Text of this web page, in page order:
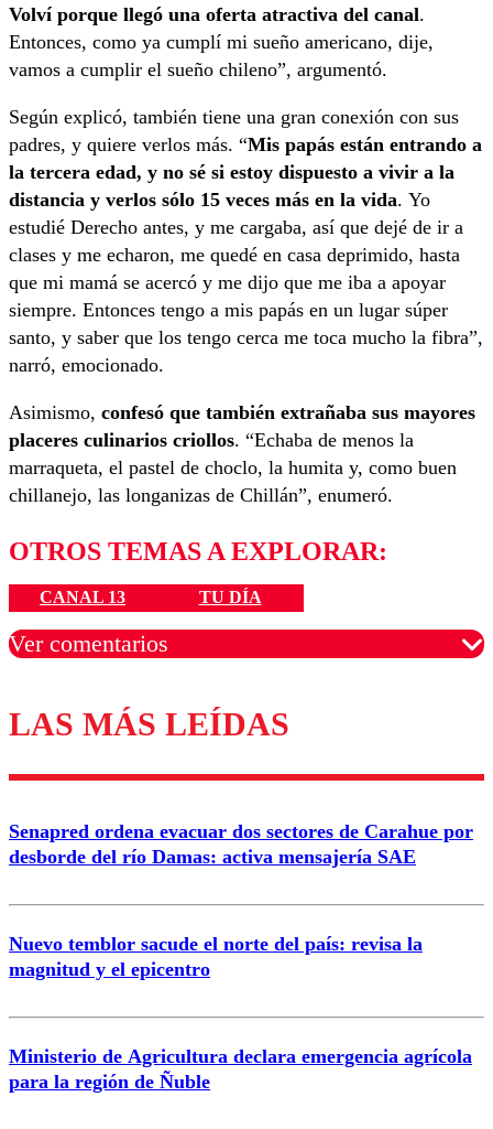
Volví porque llegó una oferta atractiva del canal.
Entonces, como ya cumplí mi sueño americano, dije,
vamos a cumplir el sueño chileno”, argumentó.
Según explicó, también tiene una gran conexión con sus
padres, y quiere verlos más. “Mis papás están entrando a
la tercera edad, y no sé si estoy dispuesto a vivir a la
distancia y verlos sólo 15 veces más en la vida. Yo
estudié Derecho antes, y me cargaba, así que dejé de ir a
clases y me echaron, me quedé en casa deprimido, hasta
que mi mamá se acercó y me dijo que me iba a apoyar
siempre. Entonces tengo a mis papás en un lugar súper
santo, y saber que los tengo cerca me toca mucho la fibra”,
narró, emocionado.
Asimismo, confesó que también extrañaba sus mayores
placeres culinarios criollos. “Echaba de menos la
marraqueta, el pastel de choclo, la humita y, como buen
chillanejo, las longanizas de Chillán”, enumeró.
OTROS TEMAS A EXPLORAR:
CANAL 13 TU DÍA
Ver comentarios
Los comentarios son moderados para garantizar un
diálogo respetuoso.
Nombre
Correo
LAS MÁS LEÍDAS
Senapred ordena evacuar dos sectores de Carahue por
desborde del río Damas: activa mensajería SAE
Nuevo temblor sacude el norte del país: revisa la
magnitud y el epicentro
Ministerio de Agricultura declara emergencia agrícola
para la región de Ñuble